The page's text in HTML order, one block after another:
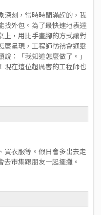
深刻，當時時間滿趕的，我
找外包。為了最快速地表達
上，用比手畫腳的方式讓對
麼呈現，工程師彷彿會通靈
：「我知道怎麼做了。」
現在這位超厲害的工程師也
買衣服等。假日會多出去走
市集跟朋友一起擺攤。